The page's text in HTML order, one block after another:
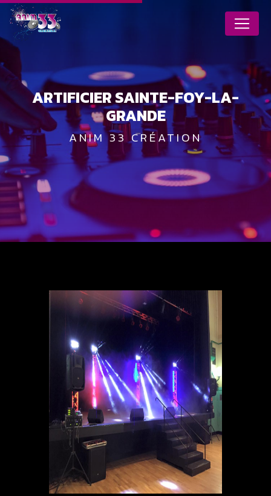
ARTIFICIER SAINTE-FOY-LA-
GRANDE
ANIM 33 CRÉATION
Panneau de gestion des cookies